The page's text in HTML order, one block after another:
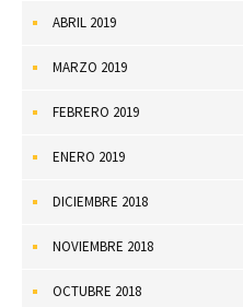
ABRIL 2019
MARZO 2019
FEBRERO 2019
ENERO 2019
DICIEMBRE 2018
NOVIEMBRE 2018
OCTUBRE 2018